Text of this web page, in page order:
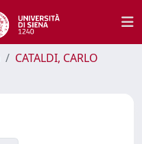
CATALDI, CARLO